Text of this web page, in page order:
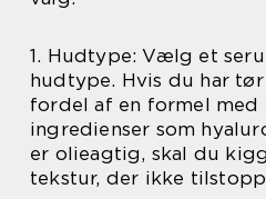
1. Hudtype: Vælg et
hudtype. Hvis du har
fordel af en formel
ingredienser som
er olieagtig, skal du
tekstur, der ikke